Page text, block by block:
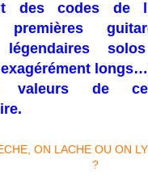
des codes de
premières
légendaires solos
de